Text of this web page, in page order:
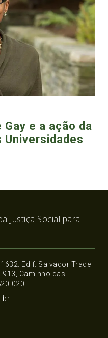
e a ação da
Justiça Social para
Edif. Salvador Trade
913, Caminho das
020